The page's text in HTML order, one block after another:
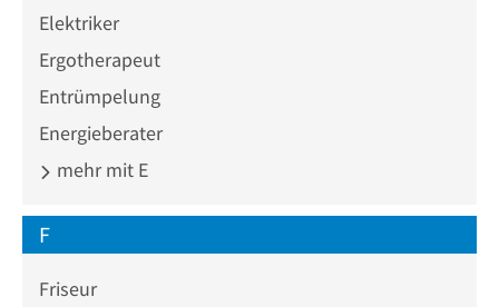
Elektriker
Ergotherapeut
Entrümpelung
Energieberater
mehr mit E
F
Friseur